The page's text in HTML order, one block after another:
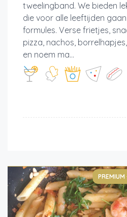
tweelingband. We bieden
die voor alle leeftijden
formules. Verse frietjes,
pizza, nachos,
en noem ma...
PREMIUM